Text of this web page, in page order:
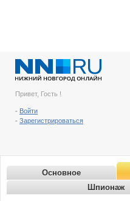
Привет, Гость !
- Войти
- Зарегистрироваться
Основное
Шпионаж